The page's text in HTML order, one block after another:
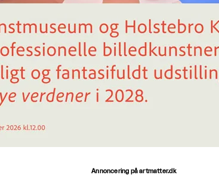
Annoncering på artmatter.dk